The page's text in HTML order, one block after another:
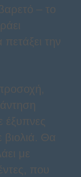
– το
την
έξυπνες
Θα
με
που